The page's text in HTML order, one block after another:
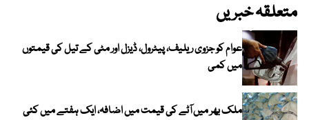
متعلقہ خبریں
عوام کو جزوی ریلیف، پیٹرول، ڈیزل اور مٹی کے تیل کی قیمتوں
میں کمی
ملک بھر میں آٹے کی قیمت میں اضافہ، ایک ہفتے میں کئی